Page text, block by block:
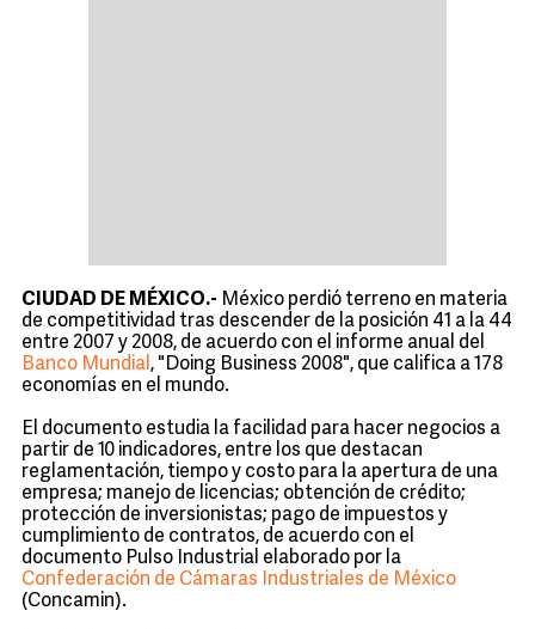
CIUDAD DE MÉXICO.- México perdió terreno en materia
de competitividad tras descender de la posición 41 a la 44
entre 2007 y 2008, de acuerdo con el informe anual del
Banco Mundial , "Doing Business 2008", que califica a 178
economías en el mundo.
El documento estudia la facilidad para hacer negocios a
partir de 10 indicadores, entre los que destacan
reglamentación, tiempo y costo para la apertura de una
empresa; manejo de licencias; obtención de crédito;
protección de inversionistas; pago de impuestos y
cumplimiento de contratos, de acuerdo con el
documento Pulso Industrial elaborado por la
Confederación de Cámaras Industriales de México
(Concamin).